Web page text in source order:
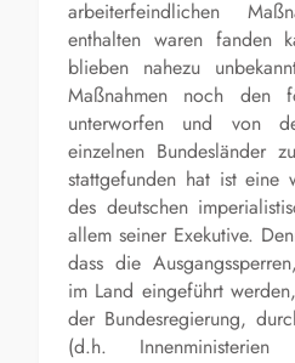
arbeiterfeindlichen
enthalten waren fanden
blieben nahezu
Maßnahmen noch den
unterworfen und von
einzelnen Bundesländer
stattgefunden hat ist eine
des deutschen
allem seiner Exekutive.
dass die
im Land eingeführt
der Bundesregierung,
(d.h. Innenministerien